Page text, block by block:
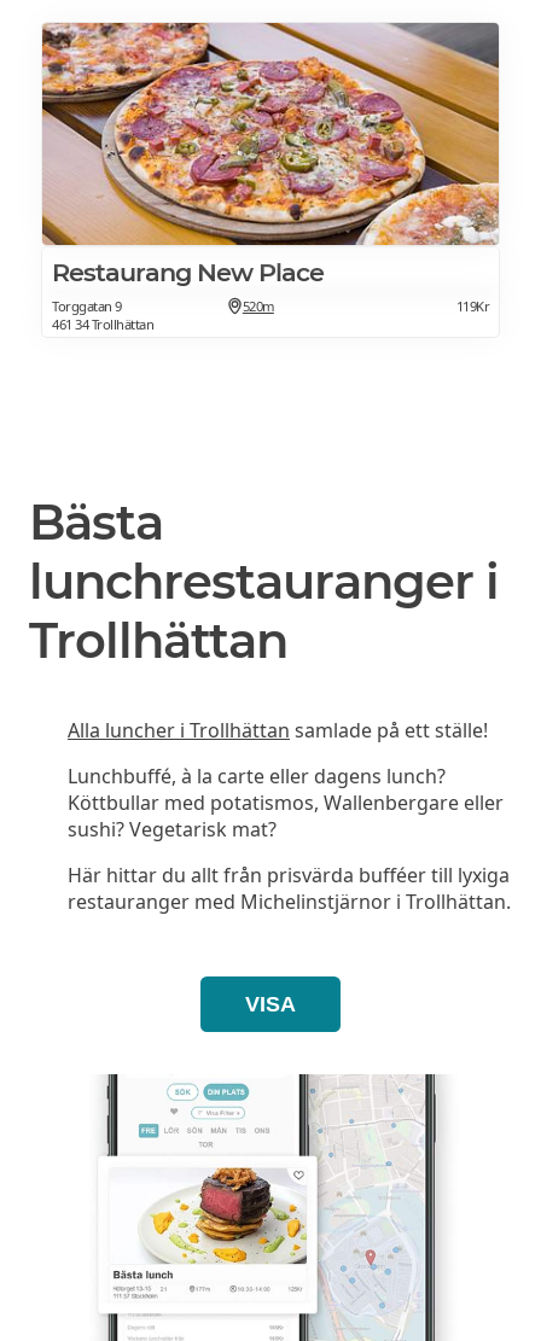
Restaurang New Place
Torggatan 9
461 34 Trollhättan
520m 119Kr
Bästa
lunchrestauranger i
Trollhättan
Alla luncher i Trollhättan samlade på ett ställe!
Lunchbuffé, à la carte eller dagens lunch?
Köttbullar med potatismos, Wallenbergare eller
sushi? Vegetarisk mat?
Här hittar du allt från prisvärda bufféer till lyxiga
restauranger med Michelinstjärnor i Trollhättan.
VISA